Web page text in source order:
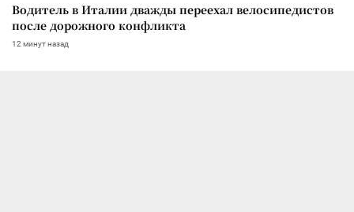
Водитель в Италии дважды переехал велосипедистов
после дорожного конфликта
12 минут назад